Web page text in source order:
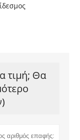
τιμή; Θα